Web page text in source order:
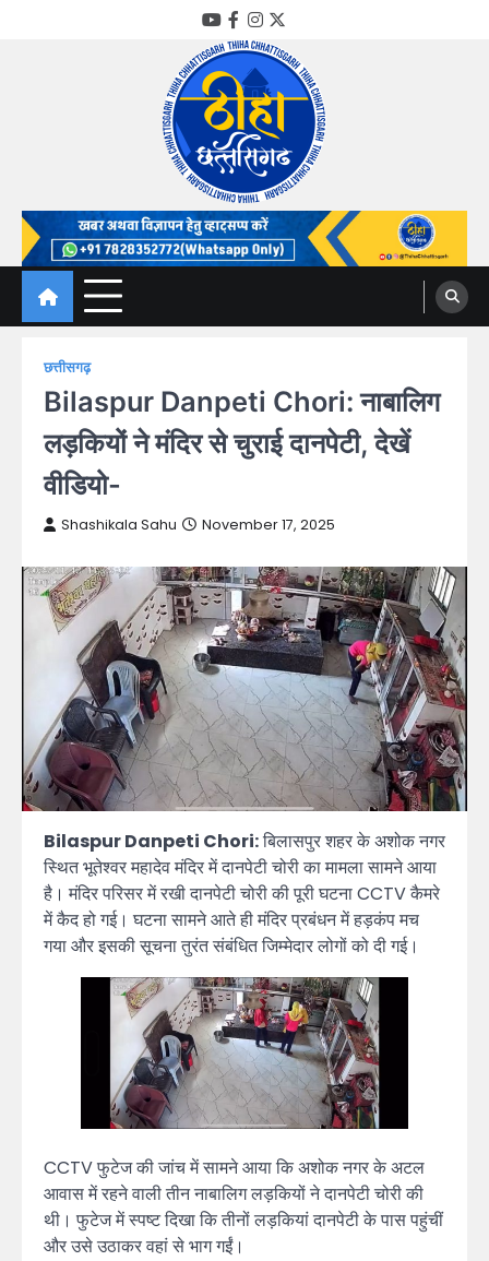
YouTube
Facebook
Instagram
Twitter
Thiha Chhattisgarh
गोठ जन-जन के
छत्तीसगढ़
Bilaspur Danpeti Chori: नाबालिग
लड़कियों ने मंदिर से चुराई दानपेटी, देखें
वीडियो-
Shashikala Sahu November 17, 2025
Bilaspur Danpeti Chori:बिलासपुर शहर के अशोक नगर
स्थित भूतेश्वर महादेव मंदिर में दानपेटी चोरी का मामला सामने आया
है। मंदिर परिसर में रखी दानपेटी चोरी की पूरी घटना CCTV कैमरे
में कैद हो गई। घटना सामने आते ही मंदिर प्रबंधन में हड़कंप मच
गया और इसकी सूचना तुरंत संबंधित जिम्मेदार लोगों को दी गई।
CCTV फुटेज की जांच में सामने आया कि अशोक नगर के अटल
आवास में रहने वाली तीन नाबालिग लड़कियों ने दानपेटी चोरी की
थी। फुटेज में स्पष्ट दिखा कि तीनों लड़कियां दानपेटी के पास पहुंचीं
और उसे उठाकर वहां से भाग गईं।